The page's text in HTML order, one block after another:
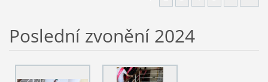
Poslední zvonění 2024